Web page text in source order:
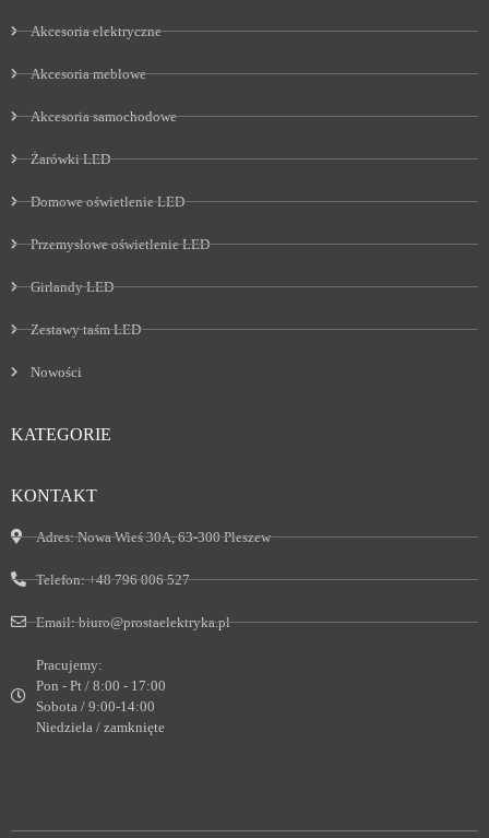
Akcesoria elektryczne
Akcesoria meblowe
Akcesoria samochodowe
Żarówki LED
Domowe oświetlenie LED
Przemysłowe oświetlenie LED
Girlandy LED
Zestawy taśm LED
Nowości
KATEGORIE
KONTAKT
Adres:Nowa Wieś 30A, 63-300 Pleszew
Telefon:+48 796 006 527
Email:biuro@prostaelektryka.pl
Pracujemy:
Pon - Pt / 8:00 - 17:00
Sobota / 9:00-14:00
Niedziela / zamknięte